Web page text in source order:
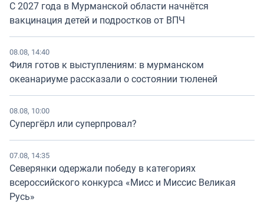
С 2027 года в Мурманской области начнётся
вакцинация детей и подростков от ВПЧ
08.08, 14:40
Филя готов к выступлениям: в мурманском
океанариуме рассказали о состоянии тюленей
08.08, 10:00
Супергёрл или суперпровал?
07.08, 14:35
Северянки одержали победу в категориях
всероссийского конкурса «Мисс и Миссис Великая
Русь»